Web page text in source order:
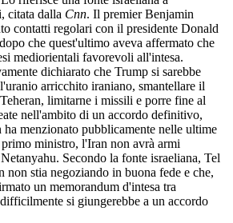
citata dalla Cnn. Il premier Benjamin
contatti regolari con il presidente Donald
che quest'ultimo aveva affermato che
mediorientali favorevoli all'intesa.
dichiarato che Trump si sarebbe
arricchito iraniano, smantellare il
limitarne i missili e porre fine al
nell'ambito di un accordo definitivo,
menzionato pubblicamente nelle ultime
ministro, l'Iran non avrà armi
Secondo la fonte israeliana, Tel
non stia negoziando in buona fede e che,
un memorandum d'intesa tra
si giungerebbe a un accordo